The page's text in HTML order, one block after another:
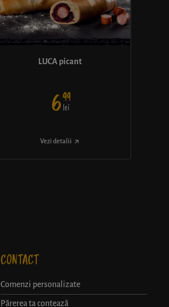
LUCA picant
699
lei
Vezi detalii
CONTACT
Comenzi personalizate
Părerea ta contează